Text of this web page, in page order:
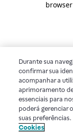
Durante sua
confirmar sua
acompanhar a
aprimoramento
essenciais para
poderá gerenciar
suas preferências.
Cookies